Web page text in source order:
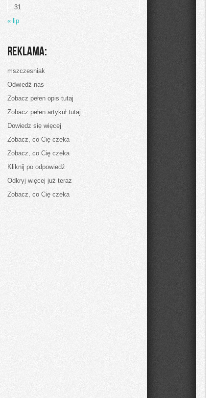
restauracji
31
« lip
Reklama:
mszczesniak
Odwiedź nas
Zobacz pełen opis tutaj
Zobacz pełen artykuł tutaj
Dowiedz się więcej
Zobacz, co Cię czeka
Zobacz, co Cię czeka
Kliknij po odpowiedź
Odkryj więcej już teraz
Zobacz, co Cię czeka